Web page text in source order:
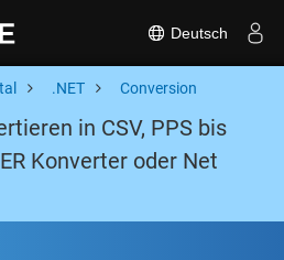
Deutsch
.NET Conversion
in CSV, PPS bis
Konverter oder Net